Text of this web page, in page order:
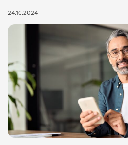
24.10.2024